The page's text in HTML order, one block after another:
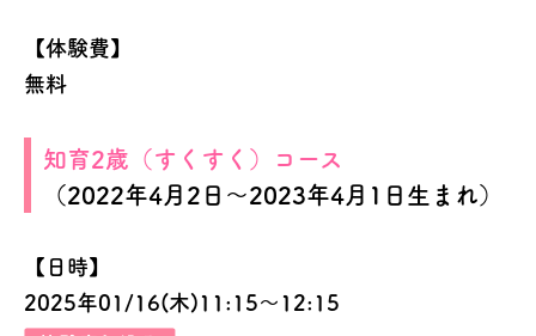
【体験費】
無料
知育2歳（すくすく）コース
（2022年4月2日～2023年4月1日生まれ）
【日時】
2025年01/16(木)11:15～12:15